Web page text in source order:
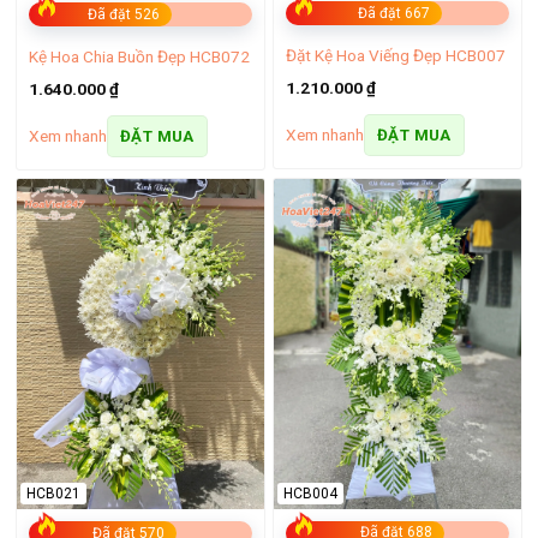
Đã đặt 526
Kệ Hoa Chia Buồn Đẹp HCB072
1.640.000₫
Xem nhanh ĐẶT MUA
Đã đặt 667
Đặt Kệ Hoa Viếng Đẹp HCB007
1.210.000₫
Xem nhanh ĐẶT MUA
Đã đặt 570
HCB021
Đã đặt 688
HCB004